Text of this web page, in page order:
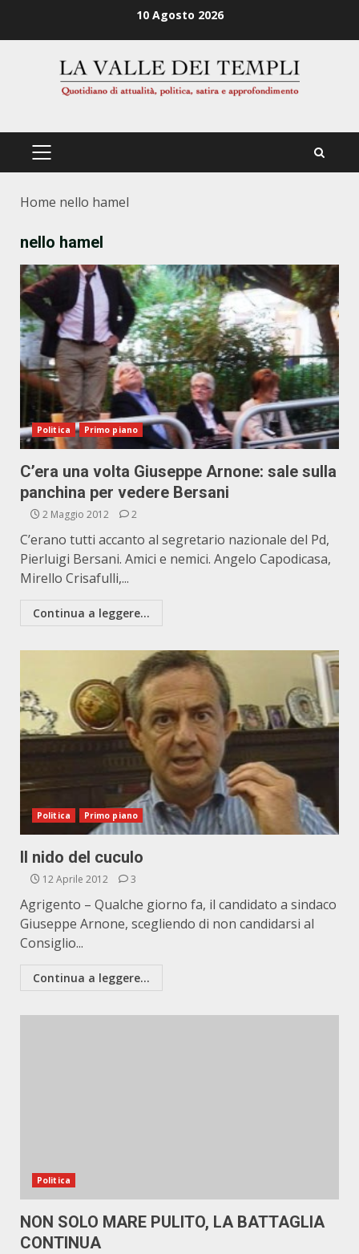
10 Agosto 2026
PRIMÄRES
Home nello hamel
nello hamel
Politica Primo piano
C’era una volta Giuseppe Arnone: sale sulla
panchina per vedere Bersani
2 Maggio 2012 2
C’erano tutti accanto al segretario nazionale del Pd,
Pierluigi Bersani. Amici e nemici. Angelo Capodicasa,
Mirello Crisafulli,...
Continua a leggere...
Politica Primo piano
Il nido del cuculo
12 Aprile 2012 3
Agrigento – Qualche giorno fa, il candidato a sindaco
Giuseppe Arnone, scegliendo di non candidarsi al
Consiglio...
Continua a leggere...
Politica
NON SOLO MARE PULITO, LA BATTAGLIA
CONTINUA